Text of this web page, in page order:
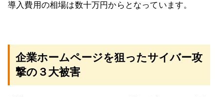
導入費用の相場は数十万円からとなっています。
企業ホームページを狙ったサイバー攻
撃の３大被害